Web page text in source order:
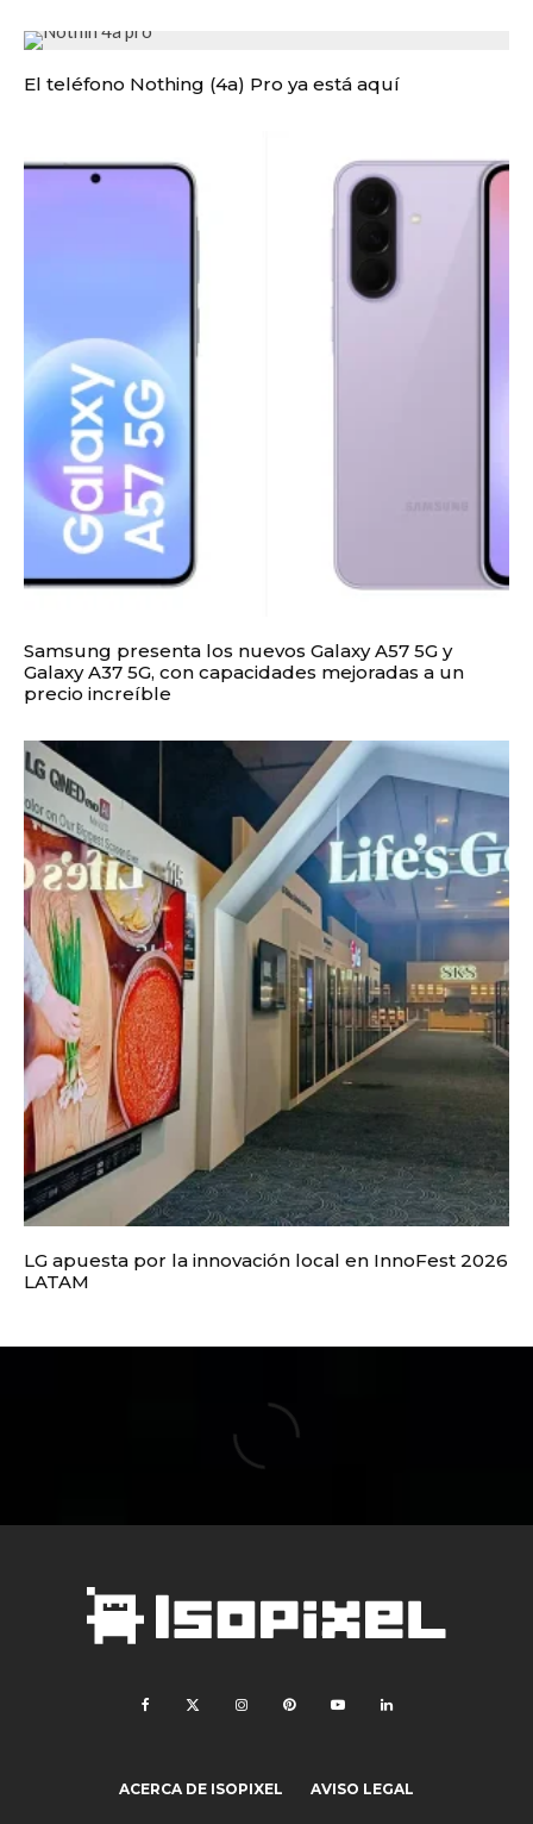
El teléfono Nothing (4a) Pro ya está aquí
Samsung presenta los nuevos Galaxy A57 5G y
Galaxy A37 5G, con capacidades mejoradas a un
precio increíble
LG apuesta por la innovación local en InnoFest 2026
LATAM
ACERCA DE ISOPIXEL AVISO LEGAL